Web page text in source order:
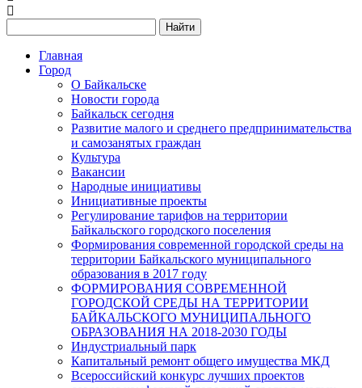
Найти
Главная
Город
О Байкальске
Новости города
Байкальск сегодня
Развитие малого и среднего предпринимательства
и самозанятых граждан
Культура
Вакансии
Народные инициативы
Инициативные проекты
Регулирование тарифов на территории
Байкальского городского поселения
Формирования современной городской среды на
территории Байкальского муниципального
образования в 2017 году
ФОРМИРОВАНИЯ СОВРЕМЕННОЙ
ГОРОДСКОЙ СРЕДЫ НА ТЕРРИТОРИИ
БАЙКАЛЬСКОГО МУНИЦИПАЛЬНОГО
ОБРАЗОВАНИЯ НА 2018-2030 ГОДЫ
Индустриальный парк
Капитальный ремонт общего имущества МКД
Всероссийский конкурс лучших проектов